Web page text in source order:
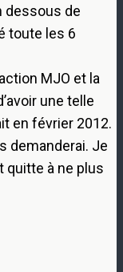
dessous de
toute les 6
MJO et la
une telle
en février 2012.
demanderai. Je
quitte à ne plus